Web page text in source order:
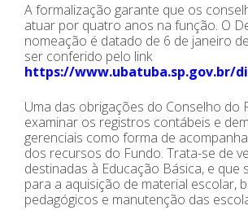
A formalização garante que os
atuar por quatro anos na função. O
nomeação é datado de 6 de janeiro
ser conferido pelo link
https://www.ubatuba.sp.gov.br/
Uma das obrigações do Conselho do
examinar os registros contábeis e
gerenciais como forma de
dos recursos do Fundo. Trata-se de
destinadas à Educação Básica, e que
para a aquisição de material escolar,
pedagógicos e manutenção das